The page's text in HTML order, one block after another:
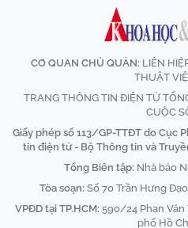
CƠ QUAN CHỦ QUẢN: LIÊN
THUẬT
TRANG THÔNG TIN ĐIỆN TỬ
CUỘC
Giấy phép số 113/GP-TTĐT do Cục
tin điện tử - Bộ Thông tin và
Tổng Biên tập: Nhà báo
Tòa soạn: Số 70 Trần Hưng
VPĐD tại TP.HCM: 590/24 Phan Văn
phố Hồ